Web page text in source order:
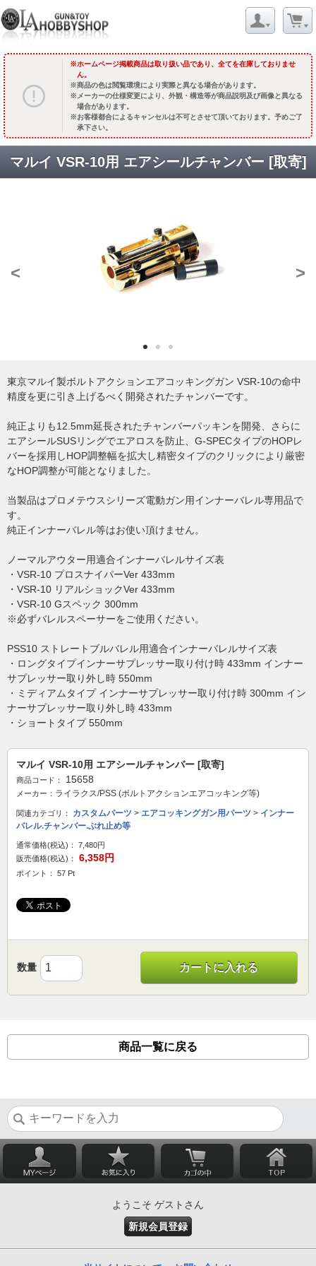
ホームページ掲載商品は取り扱い品であり、全てを在庫しておりませ
ん。
商品の色は閲覧環境により実際と異なる場合があります。
メーカーの仕様変更により、外観・構造等が商品説明及び画像と異なる
場合があります。
お客様都合によるキャンセルは不可とさせて頂いております。予めご了
承下さい。
マルイ VSR-10用 エアシールチャンバー [取寄]
< >
東京マルイ製ボルトアクションエアコッキングガン VSR-10の命中
精度を更に引き上げるべく開発されたチャンバーです。
純正よりも12.5mm延長されたチャンバーパッキンを開発、さらに
エアシールSUSリングでエアロスを防止、G-SPECタイプのHOPレ
バーを採用しHOP調整幅を拡大し精密タイプのクリックにより厳密
なHOP調整が可能となりました。
当製品はプロメテウスシリーズ電動ガン用インナーバレル専用品で
す。
純正インナーバレル等はお使い頂けません。
ノーマルアウター用適合インナーバレルサイズ表
・VSR-10 プロスナイパーVer 433mm
・VSR-10 リアルショックVer 433mm
・VSR-10 Gスペック 300mm
※必ずバレルスペーサーをご使用ください。
PSS10 ストレートブルバレル用適合インナーバレルサイズ表
・ロングタイプインナーサプレッサー取り付け時 433mm インナー
サプレッサー取り外し時 550mm
・ミディアムタイプ インナーサプレッサー取り付け時 300mm イン
ナーサプレッサー取り外し時 433mm
・ショートタイプ 550mm
マルイ VSR-10用 エアシールチャンバー [取寄]
商品コード： 15658
メーカー： ライラクス/PSS (ボルトアクションエアコッキング等)
関連カテゴリ： カスタムパーツ > エアコッキングガン用パーツ > インナー
バレル.チャンバー.ぶれ止め等
通常価格(税込)：
7,480円
販売価格(税込)：
6,358円
ポイント： 57 Pt
数量 カートに入れる
商品一覧に戻る
ようこそ ゲストさん
新規会員登録